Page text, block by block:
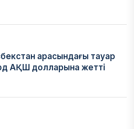
арасындағы тауар
АҚШ долларына жетті